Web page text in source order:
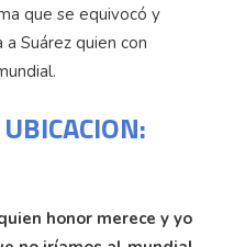
que se equivocó y
Suárez quien con
honor merece y yo